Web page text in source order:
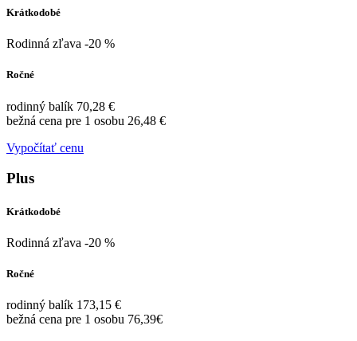
Krátkodobé
Rodinná zľava -20 %
Ročné
rodinný balík 70,28 €
bežná cena pre 1 osobu 26,48 €
Vypočítať cenu
Plus
Krátkodobé
Rodinná zľava -20 %
Ročné
rodinný balík 173,15 €
bežná cena pre 1 osobu 76,39€